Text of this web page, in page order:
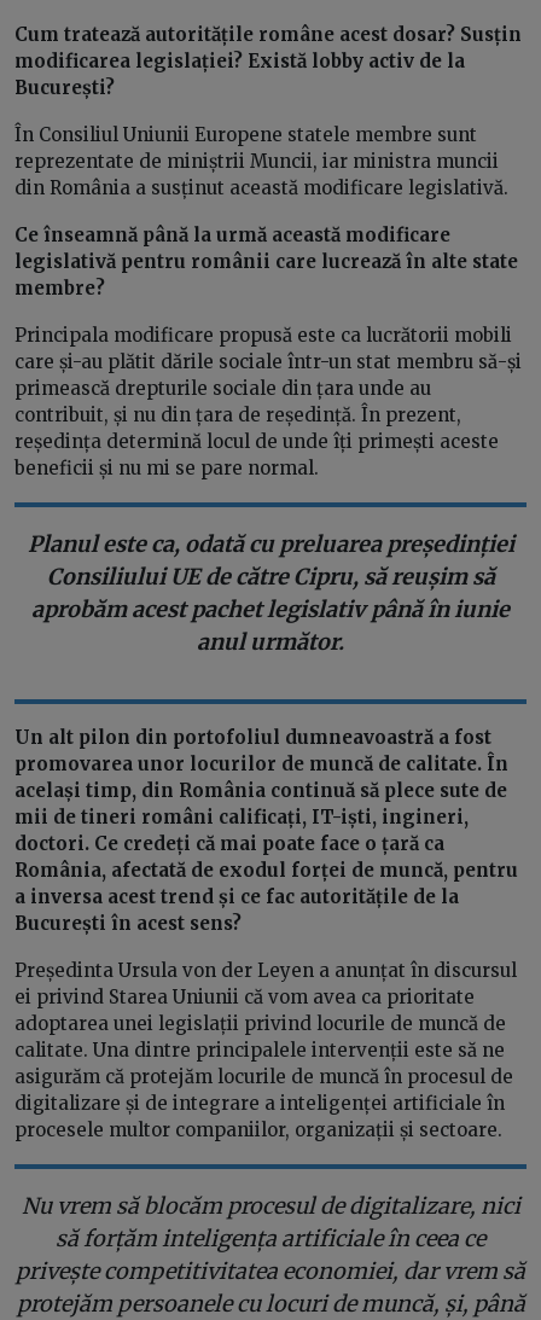
Cum tratează autoritățile române acest dosar? Susțin
modificarea legislației? Există lobby activ de la
București?
În Consiliul Uniunii Europene statele membre sunt
reprezentate de miniștrii Muncii, iar ministra muncii
din România a susținut această modificare legislativă.
Ce înseamnă până la urmă această modificare
legislativă pentru românii care lucrează în alte state
membre?
Principala modificare propusă este ca lucrătorii mobili
care și-au plătit dările sociale într-un stat membru să-și
primească drepturile sociale din țara unde au
contribuit, și nu din țara de reședință. În prezent,
reședința determină locul de unde îți primești aceste
beneficii și nu mi se pare normal.
Planul este ca, odată cu preluarea președinției
Consiliului UE de către Cipru, să reușim să
aprobăm acest pachet legislativ până în iunie
anul următor.
Un alt pilon din portofoliul dumneavoastră a fost
promovarea unor locurilor de muncă de calitate. În
același timp, din România continuă să plece sute de
mii de tineri români calificați, IT-iști, ingineri,
doctori. Ce credeți că mai poate face o țară ca
România, afectată de exodul forței de muncă, pentru
a inversa acest trend și ce fac autoritățile de la
București în acest sens?
Președinta Ursula von der Leyen a anunțat în discursul
ei privind Starea Uniunii că vom avea ca prioritate
adoptarea unei legislații privind locurile de muncă de
calitate. Una dintre principalele intervenții este să ne
asigurăm că protejăm locurile de muncă în procesul de
digitalizare și de integrare a inteligenței artificiale în
procesele multor companiilor, organizații și sectoare.
Nu vrem să blocăm procesul de digitalizare, nici
să forțăm inteligența artificiale în ceea ce
privește competitivitatea economiei, dar vrem să
protejăm persoanele cu locuri de muncă, și, până